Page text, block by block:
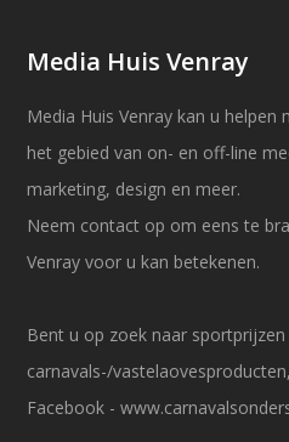
Media Huis Venray
Media Huis Venray kan u
het gebied van on- en off-line
marketing, design en meer.
Neem contact op om eens te
Venray voor u kan betekenen.
Bent u op zoek naar
carnavals-/
Facebook -